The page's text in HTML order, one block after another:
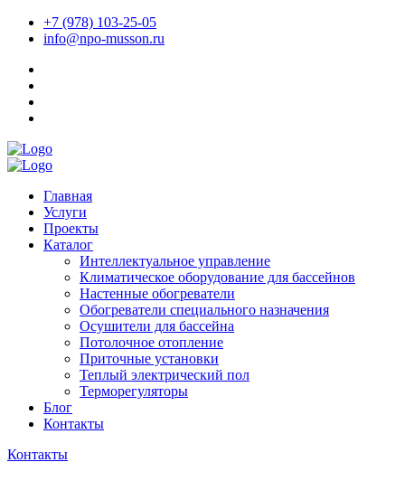
+7 (978) 103-25-05
info@npo-musson.ru
Главная
Услуги
Проекты
Каталог
Интеллектуальное управление
Климатическое оборудование для бассейнов
Настенные обогреватели
Обогреватели специального назначения
Осушители для бассейна
Потолочное отопление
Приточные установки
Теплый электрический пол
Терморегуляторы
Блог
Контакты
Контакты